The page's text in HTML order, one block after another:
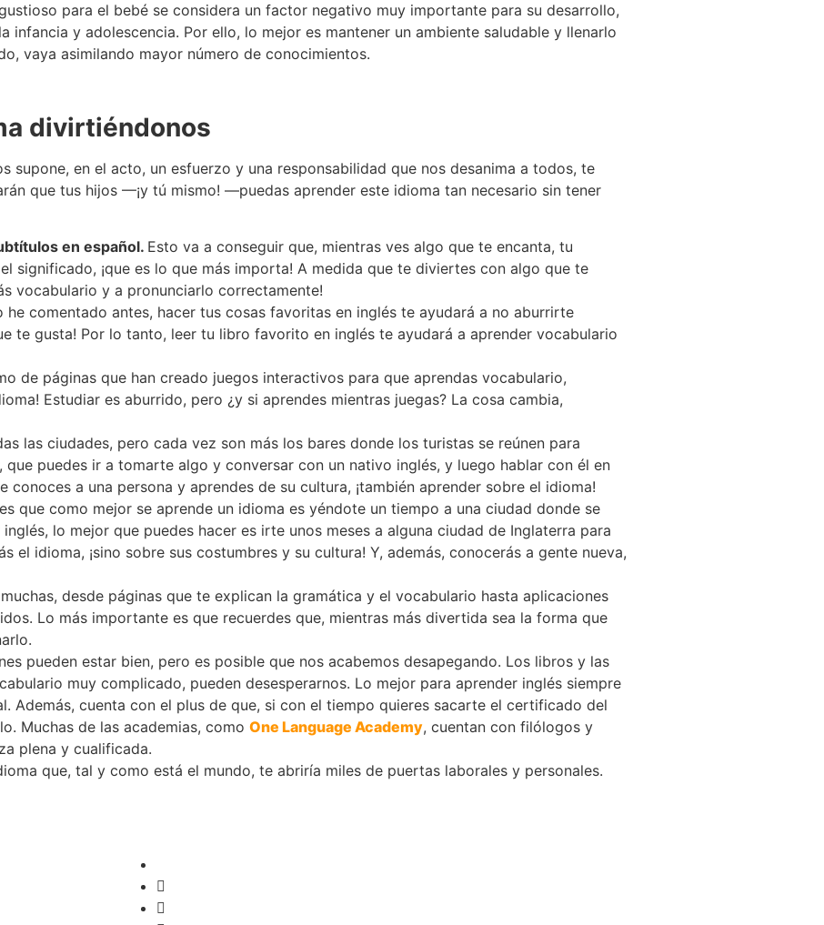
para el bebé se considera un factor negativo muy importante para su desarrollo,
y adolescencia. Por ello, lo mejor es mantener un ambiente saludable y llenarlo
vaya asimilando mayor número de conocimientos.
divirtiéndonos
supone, en el acto, un esfuerzo y una responsabilidad que nos desanima a todos, te
que tus hijos —¡y tú mismo! —puedas aprender este idioma tan necesario sin tener
en español. Esto va a conseguir que, mientras ves algo que te encanta, tu
significado, ¡que es lo que más importa! A medida que te diviertes con algo que te
vocabulario y a pronunciarlo correctamente!
he comentado antes, hacer tus cosas favoritas en inglés te ayudará a no aburrirte
te gusta! Por lo tanto, leer tu libro favorito en inglés te ayudará a aprender vocabulario
de páginas que han creado juegos interactivos para que aprendas vocabulario,
Estudiar es aburrido, pero ¿y si aprendes mientras juegas? La cosa cambia,
las ciudades, pero cada vez son más los bares donde los turistas se reúnen para
puedes ir a tomarte algo y conversar con un nativo inglés, y luego hablar con él en
a una persona y aprendes de su cultura, ¡también aprender sobre el idioma!
que como mejor se aprende un idioma es yéndote un tiempo a una ciudad donde se
lo mejor que puedes hacer es irte unos meses a alguna ciudad de Inglaterra para
el idioma, ¡sino sobre sus costumbres y su cultura! Y, además, conocerás a gente nueva,
desde páginas que te explican la gramática y el vocabulario hasta aplicaciones
Lo más importante es que recuerdes que, mientras más divertida sea la forma que
pueden estar bien, pero es posible que nos acabemos desapegando. Los libros y las
muy complicado, pueden desesperarnos. Lo mejor para aprender inglés siempre
Además, cuenta con el plus de que, si con el tiempo quieres sacarte el certificado del
Muchas de las academias, como One Language Academy, cuentan con filólogos y
plena y cualificada.
que, tal y como está el mundo, te abriría miles de puertas laborales y personales.